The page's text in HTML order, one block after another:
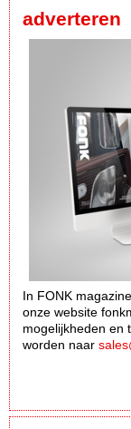
adverteren
In FONK
onze website
mogelijkheden en
worden naar